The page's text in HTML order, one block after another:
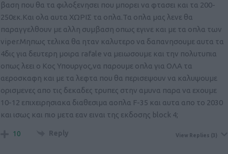
βαση που θα τα φιλοξενησει που μπορει να φτασει και τα 200-
250εκ.Και ολα αυτα ΧΩΡΙΣ τα οπλα.Τα οπλα μας λενε θα
παραγγελθουν με αλλη συμβαση οπως εγινε και με τα οπλα των
viper.Μηπως τελικα θα ηταν καλυτερο να δαπανησουμε αυτα τα
4δις για δευτερη μοιρα rafale να μειωσουμε και την πολυτυπια
οπως λεει ο Κος Υπουργος,να παρουμε οπλα για ΟΛΑ τα
αεροσκαφη και με τα λεφτα που θα περισεψουν να καλυψουμε
ορισμενες απο τις δεκαδες τρυπες στην αμυνα παρα να εχουμε
10-12 επιχειρησιακα διαθεσιμα αοπλα F-35 και αυτα απο το 2030
και ισως και πιο μετα εαν ειναι της εκδοσης block 4;
10 Reply View Replies (3)